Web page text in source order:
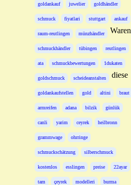
goldankauf juwelier goldhändler
schmuck fiyatlari stuttgart ankauf
raum-reutlingen münzhändler
schmuckhändler tübingen reutlingen
ata schmuckbewertungen 1dukaten
goldschmuck scheideanstalten
goldankaufstellen gold altini braut
armreifen adana bilzik günlük
canli yarim ceyrek heilbronn
grammwage ohrringe
schmuckschätzung silberschmuck
kostenlos esslingen preise 22ayar
tam çeyrek modelleri burma
Waren
diese